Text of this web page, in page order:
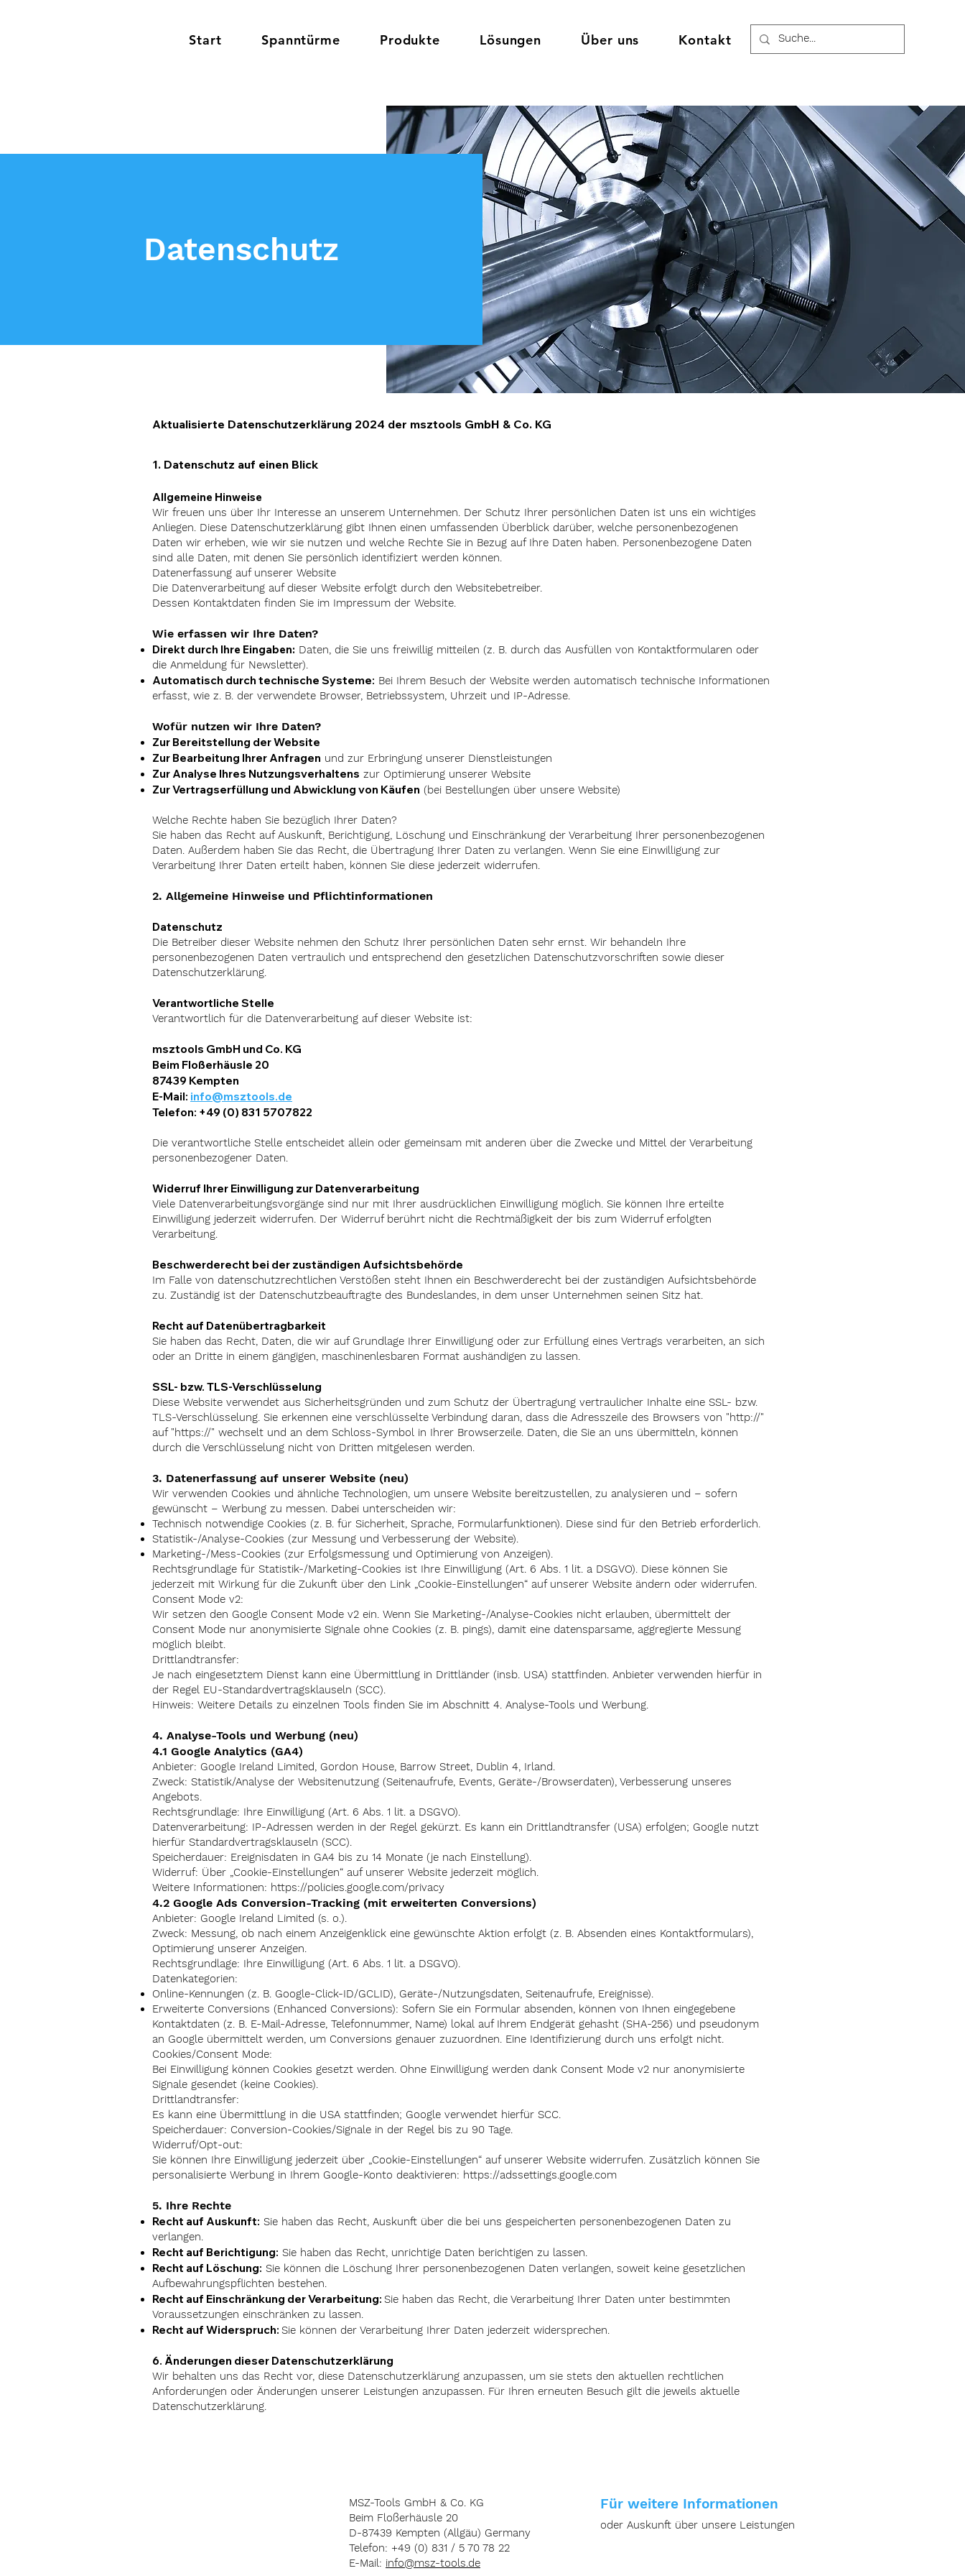
Start Spanntürme Produkte Lösungen Über uns Kontakt
Datenschutz
Aktualisierte Datenschutzerklärung 2024 der msztools GmbH & Co. KG
1. Datenschutz auf einen Blick
Allgemeine Hinweise
Wir freuen uns über Ihr Interesse an unserem Unternehmen. Der Schutz Ihrer persönlichen Daten ist uns ein wichtiges
Anliegen. Diese Datenschutzerklärung gibt Ihnen einen umfassenden Überblick darüber, welche personenbezogenen
Daten wir erheben, wie wir sie nutzen und welche Rechte Sie in Bezug auf Ihre Daten haben. Personenbezogene Daten
sind alle Daten, mit denen Sie persönlich identifiziert werden können.
Datenerfassung auf unserer Website
Die Datenverarbeitung auf dieser Website erfolgt durch den Websitebetreiber.
Dessen Kontaktdaten finden Sie im Impressum der Website.
Wie erfassen wir Ihre Daten?
Direkt durch Ihre Eingaben: Daten, die Sie uns freiwillig mitteilen (z. B. durch das Ausfüllen von Kontaktformularen oder
die Anmeldung für Newsletter).
Automatisch durch technische Systeme: Bei Ihrem Besuch der Website werden automatisch technische Informationen
erfasst, wie z. B. der verwendete Browser, Betriebssystem, Uhrzeit und IP-Adresse.
Wofür nutzen wir Ihre Daten?
Zur Bereitstellung der Website
Zur Bearbeitung Ihrer Anfragen und zur Erbringung unserer Dienstleistungen
Zur Analyse Ihres Nutzungsverhaltens zur Optimierung unserer Website
Zur Vertragserfüllung und Abwicklung von Käufen (bei Bestellungen über unsere Website)
Welche Rechte haben Sie bezüglich Ihrer Daten?
Sie haben das Recht auf Auskunft, Berichtigung, Löschung und Einschränkung der Verarbeitung Ihrer personenbezogenen
Daten. Außerdem haben Sie das Recht, die Übertragung Ihrer Daten zu verlangen. Wenn Sie eine Einwilligung zur
Verarbeitung Ihrer Daten erteilt haben, können Sie diese jederzeit widerrufen.
2. Allgemeine Hinweise und Pflichtinformationen
Datenschutz
Die Betreiber dieser Website nehmen den Schutz Ihrer persönlichen Daten sehr ernst. Wir behandeln Ihre
personenbezogenen Daten vertraulich und entsprechend den gesetzlichen Datenschutzvorschriften sowie dieser
Datenschutzerklärung.
Verantwortliche Stelle
Verantwortlich für die Datenverarbeitung auf dieser Website ist:
msztools GmbH und Co. KG
Beim Floßerhäusle 20
87439 Kempten
E-Mail: info@msztools.de
Telefon: +49 (0) 831 5707822
Die verantwortliche Stelle entscheidet allein oder gemeinsam mit anderen über die Zwecke und Mittel der Verarbeitung
personenbezogener Daten.
Widerruf Ihrer Einwilligung zur Datenverarbeitung
Viele Datenverarbeitungsvorgänge sind nur mit Ihrer ausdrücklichen Einwilligung möglich. Sie können Ihre erteilte
Einwilligung jederzeit widerrufen. Der Widerruf berührt nicht die Rechtmäßigkeit der bis zum Widerruf erfolgten
Verarbeitung.
Beschwerderecht bei der zuständigen Aufsichtsbehörde
Im Falle von datenschutzrechtlichen Verstößen steht Ihnen ein Beschwerderecht bei der zuständigen Aufsichtsbehörde
zu. Zuständig ist der Datenschutzbeauftragte des Bundeslandes, in dem unser Unternehmen seinen Sitz hat.
Recht auf Datenübertragbarkeit
Sie haben das Recht, Daten, die wir auf Grundlage Ihrer Einwilligung oder zur Erfüllung eines Vertrags verarbeiten, an sich
oder an Dritte in einem gängigen, maschinenlesbaren Format aushändigen zu lassen.
SSL- bzw. TLS-Verschlüsselung
Diese Website verwendet aus Sicherheitsgründen und zum Schutz der Übertragung vertraulicher Inhalte eine SSL- bzw.
TLS-Verschlüsselung. Sie erkennen eine verschlüsselte Verbindung daran, dass die Adresszeile des Browsers von "http://"
auf "https://" wechselt und an dem Schloss-Symbol in Ihrer Browserzeile. Daten, die Sie an uns übermitteln, können
durch die Verschlüsselung nicht von Dritten mitgelesen werden.
3. Datenerfassung auf unserer Website (neu)
Wir verwenden Cookies und ähnliche Technologien, um unsere Website bereitzustellen, zu analysieren und – sofern
gewünscht – Werbung zu messen. Dabei unterscheiden wir:
Technisch notwendige Cookies (z. B. für Sicherheit, Sprache, Formularfunktionen). Diese sind für den Betrieb erforderlich.
Statistik-/Analyse-Cookies (zur Messung und Verbesserung der Website).
Marketing-/Mess-Cookies (zur Erfolgsmessung und Optimierung von Anzeigen).
Rechtsgrundlage für Statistik-/Marketing-Cookies ist Ihre Einwilligung (Art. 6 Abs. 1 lit. a DSGVO). Diese können Sie
jederzeit mit Wirkung für die Zukunft über den Link „Cookie-Einstellungen“ auf unserer Website ändern oder widerrufen.
Consent Mode v2:
Wir setzen den Google Consent Mode v2 ein. Wenn Sie Marketing-/Analyse-Cookies nicht erlauben, übermittelt der
Consent Mode nur anonymisierte Signale ohne Cookies (z. B. pings), damit eine datensparsame, aggregierte Messung
möglich bleibt.
Drittlandtransfer:
Je nach eingesetztem Dienst kann eine Übermittlung in Drittländer (insb. USA) stattfinden. Anbieter verwenden hierfür in
der Regel EU-Standardvertragsklauseln (SCC).
Hinweis: Weitere Details zu einzelnen Tools finden Sie im Abschnitt 4. Analyse-Tools und Werbung.
4. Analyse-Tools und Werbung (neu)
4.1 Google Analytics (GA4)
Anbieter: Google Ireland Limited, Gordon House, Barrow Street, Dublin 4, Irland.
Zweck: Statistik/Analyse der Websitenutzung (Seitenaufrufe, Events, Geräte-/Browserdaten), Verbesserung unseres
Angebots.
Rechtsgrundlage: Ihre Einwilligung (Art. 6 Abs. 1 lit. a DSGVO).
Datenverarbeitung: IP-Adressen werden in der Regel gekürzt. Es kann ein Drittlandtransfer (USA) erfolgen; Google nutzt
hierfür Standardvertragsklauseln (SCC).
Speicherdauer: Ereignisdaten in GA4 bis zu 14 Monate (je nach Einstellung).
Widerruf: Über „Cookie-Einstellungen“ auf unserer Website jederzeit möglich.
Weitere Informationen: https://policies.google.com/privacy
4.2 Google Ads Conversion-Tracking (mit erweiterten Conversions)
Anbieter: Google Ireland Limited (s. o.).
Zweck: Messung, ob nach einem Anzeigenklick eine gewünschte Aktion erfolgt (z. B. Absenden eines Kontaktformulars),
Optimierung unserer Anzeigen.
Rechtsgrundlage: Ihre Einwilligung (Art. 6 Abs. 1 lit. a DSGVO).
Datenkategorien:
Online-Kennungen (z. B. Google-Click-ID/GCLID), Geräte-/Nutzungsdaten, Seitenaufrufe, Ereignisse).
Erweiterte Conversions (Enhanced Conversions): Sofern Sie ein Formular absenden, können von Ihnen eingegebene
Kontaktdaten (z. B. E-Mail-Adresse, Telefonnummer, Name) lokal auf Ihrem Endgerät gehasht (SHA-256) und pseudonym
an Google übermittelt werden, um Conversions genauer zuzuordnen. Eine Identifizierung durch uns erfolgt nicht.
Cookies/Consent Mode:
Bei Einwilligung können Cookies gesetzt werden. Ohne Einwilligung werden dank Consent Mode v2 nur anonymisierte
Signale gesendet (keine Cookies).
Drittlandtransfer:
Es kann eine Übermittlung in die USA stattfinden; Google verwendet hierfür SCC.
Speicherdauer: Conversion-Cookies/Signale in der Regel bis zu 90 Tage.
Widerruf/Opt-out:
Sie können Ihre Einwilligung jederzeit über „Cookie-Einstellungen“ auf unserer Website widerrufen. Zusätzlich können Sie
personalisierte Werbung in Ihrem Google-Konto deaktivieren: https://adssettings.google.com
5. Ihre Rechte
Recht auf Auskunft: Sie haben das Recht, Auskunft über die bei uns gespeicherten personenbezogenen Daten zu
verlangen.
Recht auf Berichtigung: Sie haben das Recht, unrichtige Daten berichtigen zu lassen.
Recht auf Löschung: Sie können die Löschung Ihrer personenbezogenen Daten verlangen, soweit keine gesetzlichen
Aufbewahrungspflichten bestehen.
Recht auf Einschränkung der Verarbeitung: Sie haben das Recht, die Verarbeitung Ihrer Daten unter bestimmten
Voraussetzungen einschränken zu lassen.
Recht auf Widerspruch: Sie können der Verarbeitung Ihrer Daten jederzeit widersprechen.
6. Änderungen dieser Datenschutzerklärung
Wir behalten uns das Recht vor, diese Datenschutzerklärung anzupassen, um sie stets den aktuellen rechtlichen
Anforderungen oder Änderungen unserer Leistungen anzupassen. Für Ihren erneuten Besuch gilt die jeweils aktuelle
Datenschutzerklärung.
MSZ-Tools GmbH & Co. KG
Beim Floßerhäusle 20
D-87439 Kempten (Allgäu) Germany
Telefon: +49 (0) 831 / 5 70 78 22
E-Mail: info@msz-tools.de
Für weitere Informationen
oder Auskunft über unsere Leistungen